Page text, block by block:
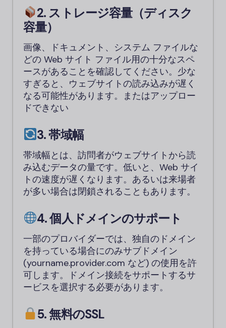
2. ストレージ容量（ディスク
容量）
画像、ドキュメント、システム ファイルな
どの Web サイト ファイル用の十分なスペ
ースがあることを確認してください。少な
すぎると、ウェブサイトの読み込みが遅く
なる可能性があります。またはアップロー
ドできない
3. 帯域幅
帯域幅とは、訪問者がウェブサイトから読
み込むデータの量です。低いと、Web サイ
トの速度が遅くなります。あるいは来場者
が多い場合は閉鎖されることもあります。
4. 個人ドメインのサポート
一部のプロバイダーでは、独自のドメイン
を持っている場合にのみサブドメイン
(yourname.provider.com など) の使用を許
可します。ドメイン接続をサポートするサ
ービスを選択する必要があります。
5. 無料のSSL